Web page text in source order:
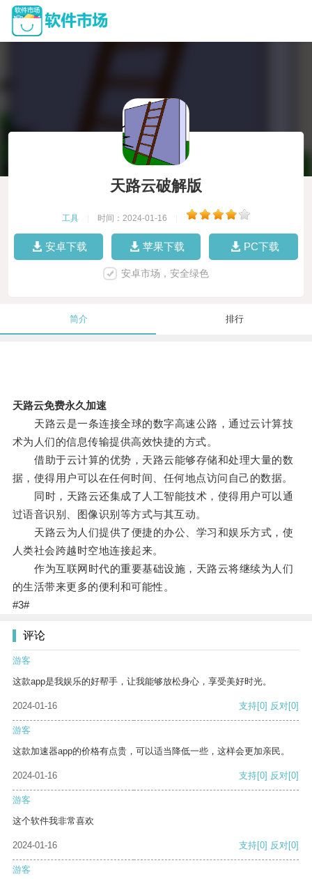
天路云破解版
工具 时间：2024-01-16
安卓下载 苹果下载 PC下载
安卓市场，安全绿色
简介 排行
天路云免费永久加速
天路云是一条连接全球的数字高速公路，通过云计算技
术为人们的信息传输提供高效快捷的方式。
借助于云计算的优势，天路云能够存储和处理大量的数
据，使得用户可以在任何时间、任何地点访问自己的数据。
同时，天路云还集成了人工智能技术，使得用户可以通
过语音识别、图像识别等方式与其互动。
天路云为人们提供了便捷的办公、学习和娱乐方式，使
人类社会跨越时空地连接起来。
作为互联网时代的重要基础设施，天路云将继续为人们
的生活带来更多的便利和可能性。
#3#
评论
游客
这款app是我娱乐的好帮手，让我能够放松身心，享受美好时光。
2024-01-16 支持[0] 反对[0]
游客
这款加速器app的价格有点贵，可以适当降低一些，这样会更加亲民。
2024-01-16 支持[0] 反对[0]
游客
这个软件我非常喜欢
2024-01-16 支持[0] 反对[0]
游客